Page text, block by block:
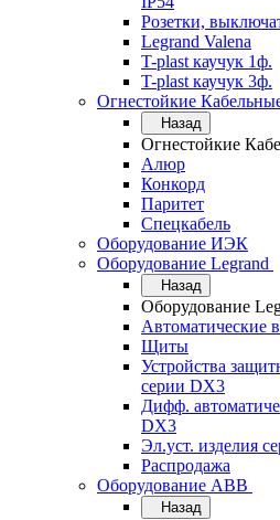
Розетки,
Legrand Valena
T-plast каучук 1ф.
T-plast каучук 3ф.
Огнестойкие
Назад
Огнестойкие
Алюр
Конкорд
Паритет
Спецкабель
Оборудование ИЭК
Оборудование Legrand
Назад
Оборудование
Автоматические
Щиты
Устройства
серии DX3
Дифф.
DX3
Эл.уст. изделия
Распродажа
Оборудование АВВ
Назад